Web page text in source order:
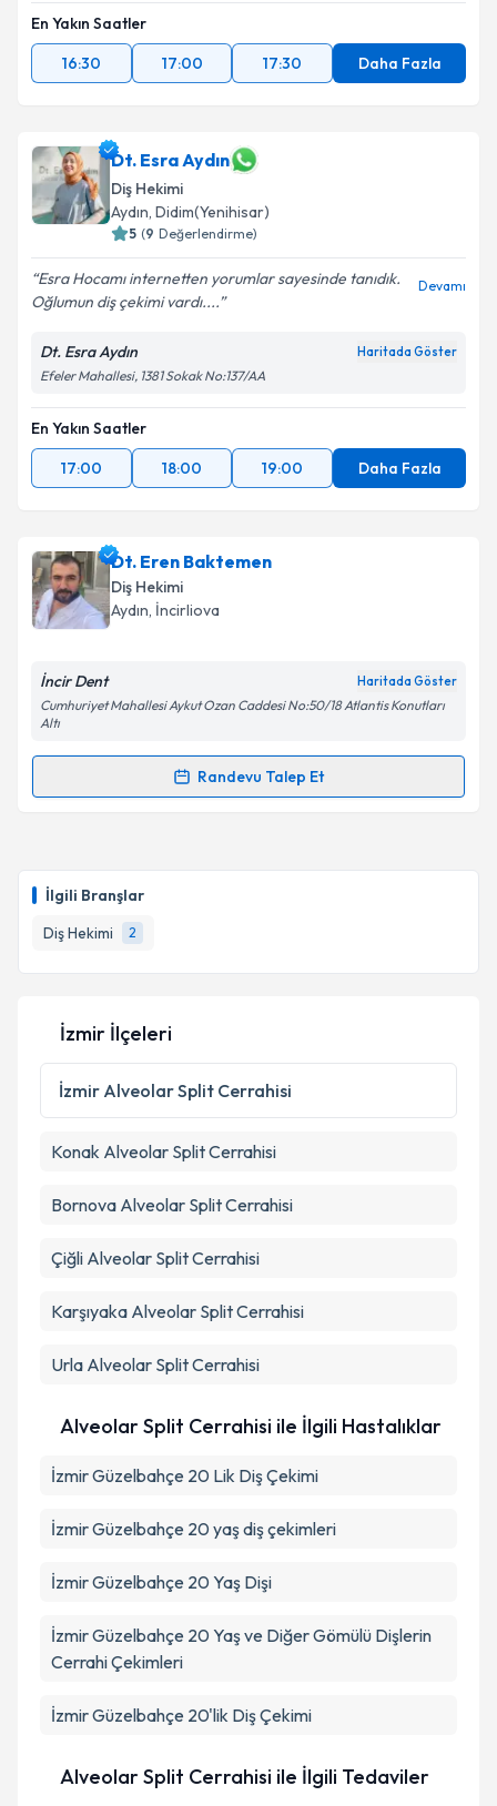
İlgili Branşlar
Diş Hekimi
2
En Yakın Saatler
16:30
17:00 17:30 Daha Fazla
Dt. Esra Aydın
Diş Hekimi
Aydın, Didim(Yenihisar)
5 (9 Değerlendirme)
Esra Hocamı internetten yorumlar sayesinde tanıdık.
Oğlumun diş çekimi vardı....
Devamı
Dt. Esra Aydın Haritada Göster
Efeler Mahallesi, 1381 Sokak No:137/AA
En Yakın Saatler
17:00
18:00 19:00 Daha Fazla
Dt. Eren Baktemen
Diş Hekimi
Aydın, İncirliova
İncir Dent Haritada Göster
Cumhuriyet Mahallesi Aykut Ozan Caddesi No:50/18 Atlantis Konutları
Altı
Randevu Talep Et
Randevu Takvimi Talebi
takvim hazırlandığında e-posta ile bilgilendireceğiz.
E-posta Adresiniz
Kişisel verilerimin işlenmesine ilişkinAydınlatma
Metni
'ni okudum ve kişisel verilerimin belirtilen
kapsamda işlenmesini kabul ediyorum.
İzmir İlçeleri
İzmir Alveolar Split Cerrahisi
Konak Alveolar Split Cerrahisi
Bornova Alveolar Split Cerrahisi
Çiğli Alveolar Split Cerrahisi
Karşıyaka Alveolar Split Cerrahisi
Urla Alveolar Split Cerrahisi
Alveolar Split Cerrahisi ile İlgili Hastalıklar
İzmir Güzelbahçe 20 Lik Diş Çekimi
İzmir Güzelbahçe 20 yaş diş çekimleri
İzmir Güzelbahçe 20 Yaş Dişi
İzmir Güzelbahçe 20 Yaş ve Diğer Gömülü Dişlerin
Cerrahi Çekimleri
İzmir Güzelbahçe 20'lik Diş Çekimi
Alveolar Split Cerrahisi ile İlgili Tedaviler